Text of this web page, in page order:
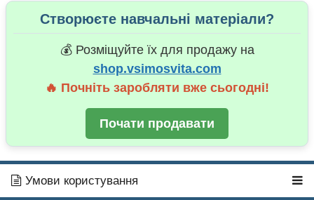
Створюєте навчальні матеріали?
💰 Розміщуйте їх для продажу на
shop.vsimosvita.com
🔥 Почніть заробляти вже сьогодні!
Почати продавати
Умови користування